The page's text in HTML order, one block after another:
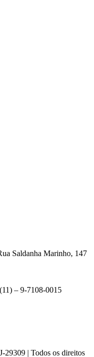
Saldanha Marinho, 147
– 9-7108-0015
29309 | Todos os direitos